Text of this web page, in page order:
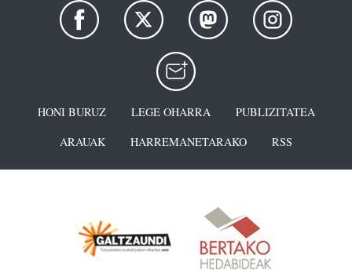
HONI BURUZ LEGE OHARRA
PUBLIZITATEA
ARAUAK
HARREMANETARAKO RSS